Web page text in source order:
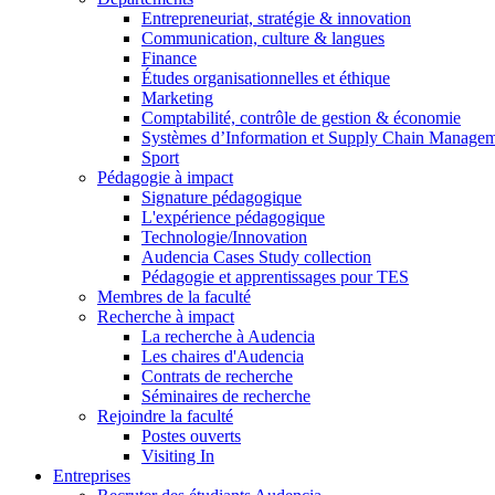
Entrepreneuriat, stratégie & innovation
Communication, culture & langues
Finance
Études organisationnelles et éthique
Marketing
Comptabilité, contrôle de gestion & économie
Systèmes d’Information et Supply Chain
Sport
Pédagogie à impact
Signature pédagogique
L'expérience pédagogique
Technologie/Innovation
Audencia Cases Study collection
Pédagogie et apprentissages pour TES
Membres de la faculté
Recherche à impact
La recherche à Audencia
Les chaires d'Audencia
Contrats de recherche
Séminaires de recherche
Rejoindre la faculté
Postes ouverts
Visiting In
Entreprises